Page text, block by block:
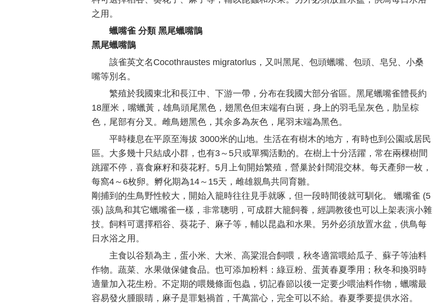
之用。
蠟嘴雀 分類 黑尾蠟嘴鵲
黑尾蠟嘴鵲
該雀英文名Cocothraustes migratorlus，又叫黑尾、包頭蠟嘴、包頭、皂兒、小桑
嘴等別名。
繁殖於我國東北和長江中、下游一帶，分布在我國大部分省區。黑尾蠟嘴雀體長約
18厘米，嘴蠟黃，雄鳥頭尾黑色，翅黑色但末端有白斑，身上的羽毛呈灰色，肋呈棕
色，尾部有分叉。雌鳥翅黑色，其余多為灰色，尾羽末端為黑色。
平時棲息在平原至海拔 3000米的山地。生活在有樹木的地方，有時也到公園或居民
區。大多幾十只結成小群，也有3～5只或單獨活動的。在樹上十分活躍，常在兩棵樹間
跳躍不停，喜食麻籽和葵花籽。5月上旬開始繁殖，營巢於針闊混交林。每天產卵一枚，
每窩4～6枚卵。孵化期為14～15天，雌雄親鳥共同育雛。
剛捕到的生鳥野性較大，開始入籠時往往見手就啄，但一段時間後就可馴化。 蠟嘴雀 (5
張) 該鳥和其它蠟嘴雀一樣，非常聰明，可成群大籠飼養，經調教後也可以上架表演小雜
技。飼料可選擇稻谷、葵花子、麻子等，輔以昆蟲和水果。另外必須放置水盆，供鳥每
日水浴之用。
主食以谷類為主，蛋小米、大米、高粱混合飼喂，秋冬適當喂給瓜子、蘇子等油料
作物。蔬菜、水果做保健食品。也可添加粉料：綠豆粉、蛋黃春夏季用；秋冬和換羽時
適量加入花生粉。不定期的喂幾條面包蟲，切記春節以後一定要少喂油料作物，蠟嘴最
容易發火腫眼睛，麻子是罪魁禍首，千萬當心，完全可以不給。春夏季要提供水浴。